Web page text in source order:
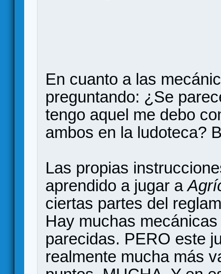
En cuanto a las
preguntando: ¿Se
tengo aquel me debo
ambos en la ludoteca?
Las propias
aprendido a jugar a
ciertas partes del
Hay muchas
parecidas. PERO este
realmente mucha más